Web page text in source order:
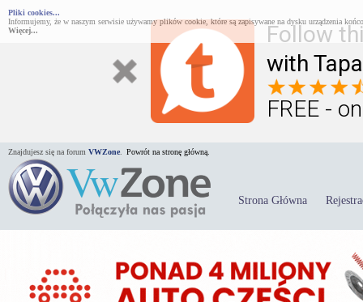
Follow
with
FREE -
Pliki cookies...
Informujemy, że w naszym serwisie używamy plików cookie, które są zapisywane na dysku urządzenia
Więcej...
Znajdujesz się na forum VWZone Powrót na stronę główną.
Strona Główna